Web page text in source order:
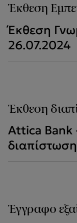
Έκθεση
Έκθεση
26.07.2024
Έκθεση
Attica Bank
Έγγραφο